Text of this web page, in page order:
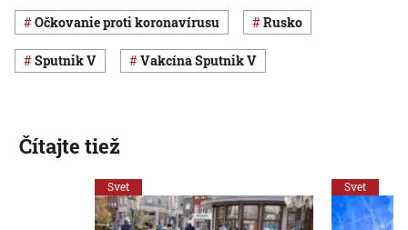
očkovanie proti koronavírusu Rusko
Sputnik V vakcína Sputnik V
Čítajte tiež
Svet Svet